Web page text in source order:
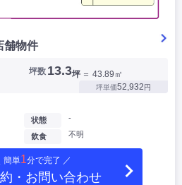
舗物件
坪数 13.3坪 ＝ 43.89㎡
坪単価52,932円
状態 -
飲食 不明
簡単1分で完了 ／
・お問い合わせ